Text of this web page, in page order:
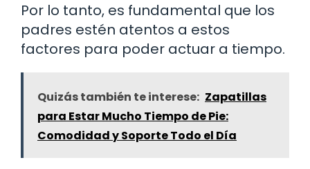
Por lo tanto, es fundamental que los
padres estén atentos a estos
factores para poder actuar a tiempo.
Quizás también te interese: Zapatillas
para Estar Mucho Tiempo de Pie:
Comodidad y Soporte Todo el Día